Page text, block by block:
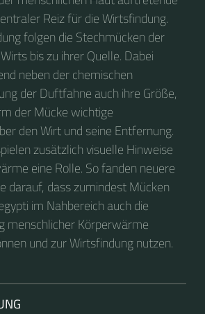
Reiz für die Wirtsfindung.
folgen die Stechmücken der
bis zu ihrer Quelle. Dabei
neben der chemischen
der Duftfahne auch ihre Größe,
der Mücke wichtige
den Wirt und seine Entfernung.
zusätzlich visuelle Hinweise
eine Rolle. So fanden neuere
darauf, dass zumindest Mücken
im Nahbereich auch die
menschlicher Körperwärme
und zur Wirtsfindung nutzen.